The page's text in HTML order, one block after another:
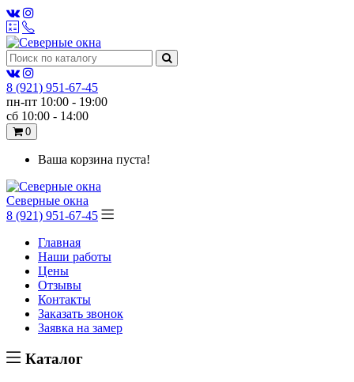
8 (921) 951-67-45
пн-пт 10:00 - 19:00
сб 10:00 - 14:00
0
Ваша корзина пуста!
Северные окна
8 (921) 951-67-45
Главная
Наши работы
Цены
Отзывы
Контакты
Заказать звонок
Заявка на замер
Каталог